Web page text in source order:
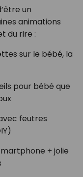
un
animations
du rire :
sur le bébé, la
pour bébé que
feutres
+ jolie